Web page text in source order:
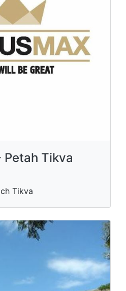
Petah Tikva
Tikva